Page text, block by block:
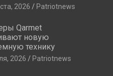
2026 Patriotnews
Qarmet
новую
технику
2026 Patriotnews